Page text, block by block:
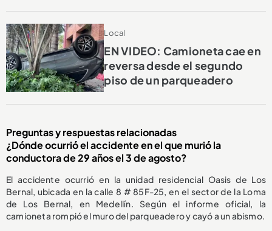
Local
EN VIDEO: Camioneta cae en
reversa desde el segundo
piso de un parqueadero
Preguntas y respuestas relacionadas
¿Dónde ocurrió el accidente en el que murió la
conductora de 29 años el 3 de agosto?
El accidente ocurrió en la unidad residencial Oasis de Los
Bernal, ubicada en la calle 8 # 85F-25, en el sector de la Loma
de Los Bernal, en Medellín. Según el informe oficial, la
camioneta rompió el muro del parqueadero y cayó a un abismo.